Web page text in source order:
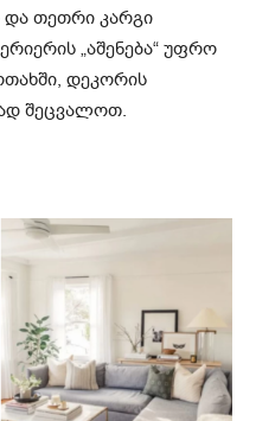
და თეთრი კარგი
„აშენება“ უფრო
დეკორის
შეცვალოთ.